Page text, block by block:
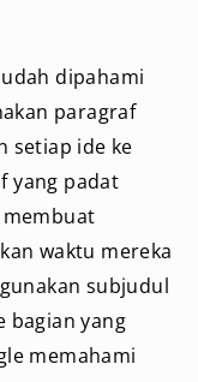
dipahami
paragraf
setiap ide ke
yang padat
waktu mereka
subjudul
bagian yang
memahami